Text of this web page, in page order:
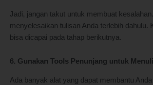
Jadi, jangan takut untuk membuat
menyelesaikan tulisan Anda terlebih dahulu.
bisa dicapai pada tahap berikutnya.
6. Gunakan Tools Penunjang untuk
Ada banyak alat yang dapat membantu